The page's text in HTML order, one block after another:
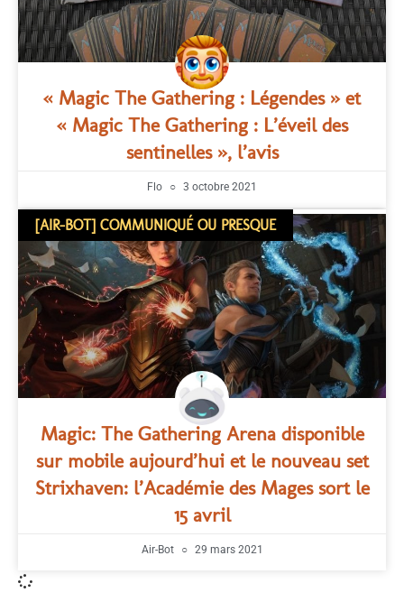
« Magic The Gathering : Légendes » et
« Magic The Gathering : L’éveil des
sentinelles », l’avis
Flo 3 octobre 2021
[AIR-BOT] COMMUNIQUÉ OU PRESQUE
Magic: The Gathering Arena disponible
sur mobile aujourd’hui et le nouveau set
Strixhaven: l’Académie des Mages sort le
15 avril
Air-Bot 29 mars 2021